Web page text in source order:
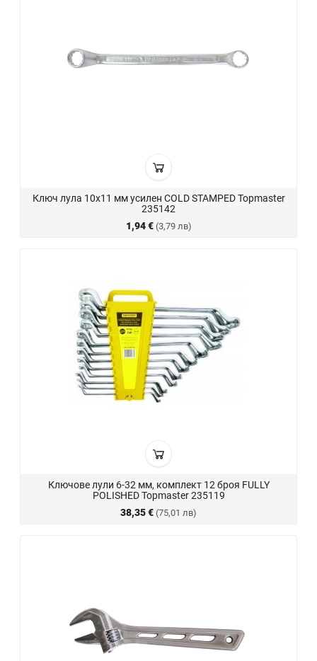
Ключ лула 10х11 мм усилен COLD STAMPED Topmaster
235142
1,94 € (3,79 лв)
Ключове лули 6-32 мм, комплект 12 броя FULLY
POLISHED Topmaster 235119
38,35 € (75,01 лв)